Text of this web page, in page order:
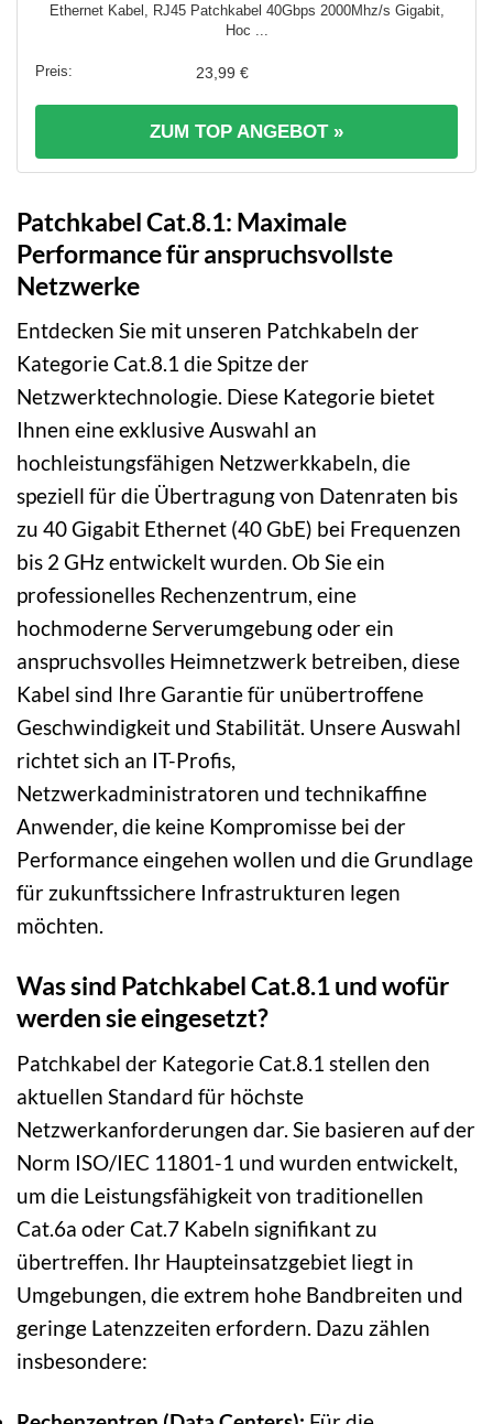
Ethernet Kabel, RJ45 Patchkabel 40Gbps 2000Mhz/s Gigabit,
Hoc ...
23,99 €
ZUM TOP ANGEBOT »
Patchkabel Cat.8.1: Maximale
Performance für anspruchsvollste
Netzwerke
Entdecken Sie mit unseren Patchkabeln der
Kategorie Cat.8.1 die Spitze der
Netzwerktechnologie. Diese Kategorie bietet
Ihnen eine exklusive Auswahl an
hochleistungsfähigen Netzwerkkabeln, die
speziell für die Übertragung von Datenraten bis
zu 40 Gigabit Ethernet (40 GbE) bei Frequenzen
bis 2 GHz entwickelt wurden. Ob Sie ein
professionelles Rechenzentrum, eine
hochmoderne Serverumgebung oder ein
anspruchsvolles Heimnetzwerk betreiben, diese
Kabel sind Ihre Garantie für unübertroffene
Geschwindigkeit und Stabilität. Unsere Auswahl
richtet sich an IT-Profis,
Netzwerkadministratoren und technikaffine
Anwender, die keine Kompromisse bei der
Performance eingehen wollen und die Grundlage
für zukunftssichere Infrastrukturen legen
möchten.
Was sind Patchkabel Cat.8.1 und wofür
werden sie eingesetzt?
Patchkabel der Kategorie Cat.8.1 stellen den
aktuellen Standard für höchste
Netzwerkanforderungen dar. Sie basieren auf der
Norm ISO/IEC 11801-1 und wurden entwickelt,
um die Leistungsfähigkeit von traditionellen
Cat.6a oder Cat.7 Kabeln signifikant zu
übertreffen. Ihr Haupteinsatzgebiet liegt in
Umgebungen, die extrem hohe Bandbreiten und
geringe Latenzzeiten erfordern. Dazu zählen
insbesondere: